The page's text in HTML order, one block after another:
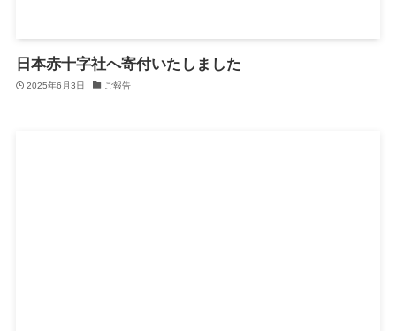
日本赤十字社へ寄付いたしました
2025年6月3日 ご報告